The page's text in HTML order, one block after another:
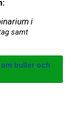
i
samt
buller och